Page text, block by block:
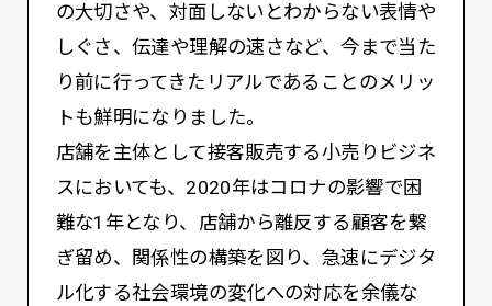
の大切さや、対面しないとわからない表情や
しぐさ、伝達や理解の速さなど、今まで当た
り前に行ってきたリアルであることのメリッ
トも鮮明になりました。
店舗を主体として接客販売する小売りビジネ
スにおいても、2020年はコロナの影響で困
難な1年となり、店舗から離反する顧客を繋
ぎ留め、関係性の構築を図り、急速にデジタ
ル化する社会環境の変化への対応を余儀な